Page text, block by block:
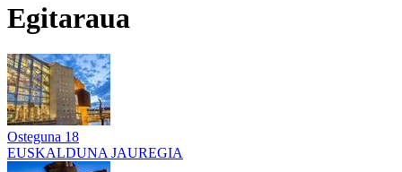
Egitaraua
Osteguna 18
EUSKALDUNA JAUREGIA